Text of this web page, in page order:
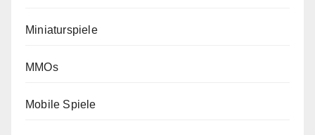
Miniaturspiele
MMOs
Mobile Spiele